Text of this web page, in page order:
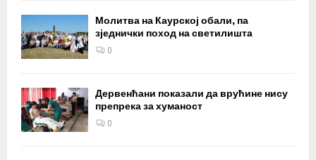
Молитва на Каурској обали, па
зједнички поход на светилишта
0
Дервенћани показали да врућине нису
препрека за хуманост
0